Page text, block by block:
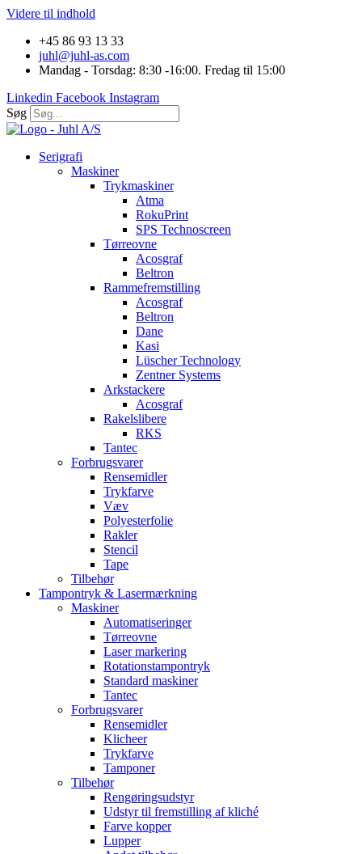
Videre til indhold
+45 86 93 13 33
juhl@juhl-as.com
Mandag - Torsdag: 8:30 -16:00. Fredag til 15:00
Linkedin Facebook Instagram
Søg
Serigrafi
Maskiner
Trykmaskiner
Atma
RokuPrint
SPS Technoscreen
Tørreovne
Acosgraf
Beltron
Rammefremstilling
Acosgraf
Beltron
Dane
Kasi
Lüscher Technology
Zentner Systems
Arkstackere
Acosgraf
Rakelslibere
RKS
Tantec
Forbrugsvarer
Rensemidler
Trykfarve
Væv
Polyesterfolie
Rakler
Stencil
Tape
Tilbehør
Tampontryk & Lasermærkning
Maskiner
Automatiseringer
Tørreovne
Laser markering
Rotationstampontryk
Standard maskiner
Tantec
Forbrugsvarer
Rensemidler
Klicheer
Trykfarve
Tamponer
Tilbehør
Rengøringsudstyr
Udstyr til fremstilling af kliché
Farve kopper
Lupper